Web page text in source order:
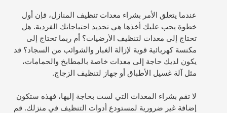
عندما يتعلق الأمر بشراء معدات تنظيف المنازل، فإن أول
خطوة يجب عليك أخذها هي تحديد احتياجاتك الفردية. هل
تحتاج إلى معدات لتنظيف الأرضيات؟ أم ربما تحتاج إلى
مكنسة كهربائية قوية لإزالة الغبار والشوائب من السجاد؟ قد
يكون لديك حاجة إلى معدات خاصة بالمطابخ والحمامات،
مثل آلة غسيل الأطباق أو جهاز لتنظيف الزجاج.
لا تقم بشراء المعدات التي لست بحاجة إليها، فهذه ستكون
إضافة غير ضرورية لمستودع أدوات التنظيف في منزلك. قم